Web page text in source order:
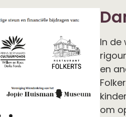
In de
en
om